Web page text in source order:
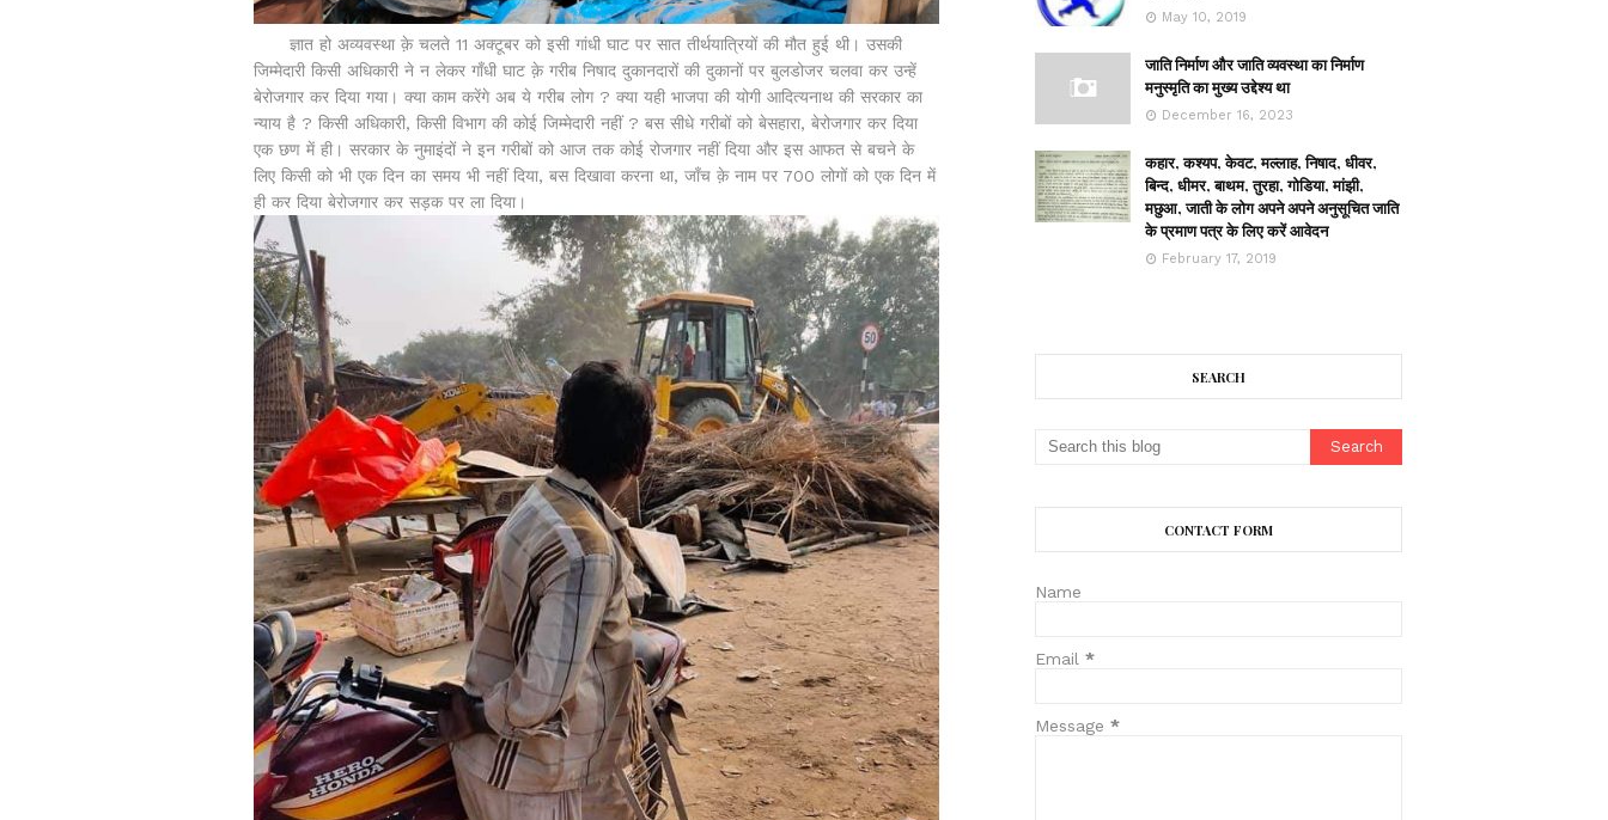
ज्ञात हो अव्यवस्था क़े चलते 11 अक्टूबर को इसी गांधी घाट पर सात तीर्थयात्रियों की मौत हुई थी। उसकी
जिम्मेदारी किसी अधिकारी ने न लेकर गाँधी घाट क़े गरीब निषाद दुकानदारों की दुकानों पर बुलडोजर चलवा कर उन्हें
बेरोजगार कर दिया गया। क्या काम करेंगे अब ये गरीब लोग ? क्या यही भाजपा की योगी आदित्यनाथ की सरकार का
न्याय है ? किसी अधिकारी, किसी विभाग की कोई जिम्मेदारी नहीं ? बस सीधे गरीबों को बेसहारा, बेरोजगार कर दिया
एक छण में ही। सरकार के नुमाइंदों ने इन गरीबों को आज तक कोई रोजगार नहीं दिया और इस आफत से बचने के
लिए किसी को भी एक दिन का समय भी नहीं दिया, बस दिखावा करना था, जाँच क़े नाम पर 700 लोगों को एक दिन में
ही कर दिया बेरोजगार कर सड़क पर ला दिया।
May 10, 2019
जाति निर्माण और जाति व्यवस्था का निर्माण
मनुस्मृति का मुख्य उद्देश्य था
December 16, 2023
कहार, कश्यप, केवट, मल्लाह, निषाद, धीवर,
बिन्द, धीमर, बाथम, तुरहा, गोडिया, मांझी,
मछुआ, जाती के लोग अपने अपने अनुसूचित जाति
के प्रमाण पत्र के लिए करें आवेदन
February 17, 2019
SEARCH
CONTACT FORM
Name
Email*
Message*